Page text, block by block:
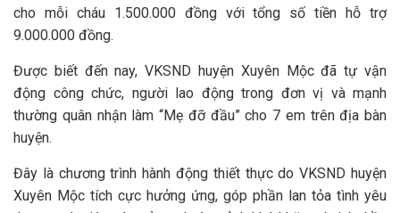
cho mỗi cháu 1.500.000 đồng với tổng số tiền hỗ trợ
9.000.000 đồng.
Được biết đến nay, VKSND huyện Xuyên Mộc đã tự vận
động công chức, người lao động trong đơn vị và mạnh
thường quân nhận làm “Mẹ đỡ đầu” cho 7 em trên địa bàn
huyện.
Đây là chương trình hành động thiết thực do VKSND huyện
Xuyên Mộc tích cực hưởng ứng, góp phần lan tỏa tình yêu